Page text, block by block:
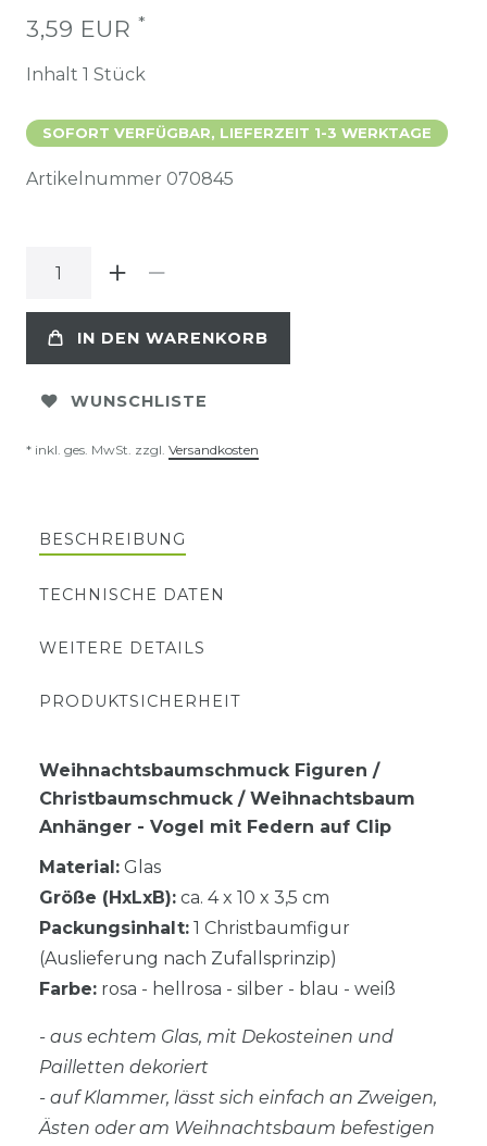
3,59 EUR *
Inhalt 1 Stück
SOFORT VERFÜGBAR, LIEFERZEIT 1-3 WERKTAGE
Artikelnummer 070845
IN DEN WARENKORB
WUNSCHLISTE
* inkl. ges. MwSt. zzgl. Versandkosten
BESCHREIBUNG
TECHNISCHE DATEN
WEITERE DETAILS
PRODUKTSICHERHEIT
Weihnachtsbaumschmuck Figuren /
Christbaumschmuck / Weihnachtsbaum
Anhänger - Vogel mit Federn auf Clip
Material: Glas
Größe (HxLxB): ca. 4 x 10 x 3,5 cm
Packungsinhalt: 1 Christbaumfigur
(Auslieferung nach Zufallsprinzip)
Farbe: rosa - hellrosa - silber - blau - weiß
- aus echtem Glas, mit Dekosteinen und
Pailletten dekoriert
- auf Klammer, lässt sich einfach an Zweigen,
Ästen oder am Weihnachtsbaum befestigen